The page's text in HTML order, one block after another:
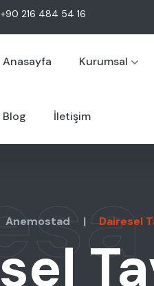
+90 216 484 54 16
Anasayfa Kurumsal
Blog İletişim
Anemostad | Dairesel